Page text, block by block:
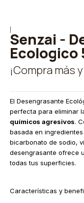
Senzai -
Ecologico
¡Compra más
El Desengrasante
perfecta para eliminar
químicos agresivos.
basada en
bicarbonato de sodio,
desengrasante ofrece
todas tus superficies.
Características y